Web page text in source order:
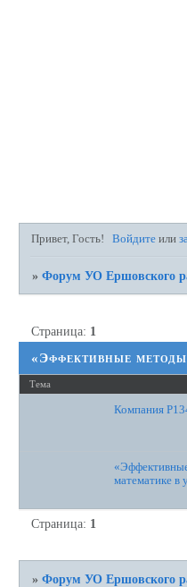
Привет, Гость! Войдите или
»Форум УО Ершовского
«Эффективные
Страница: 1
Тема
Компания
математике в
Страница: 1
»Форум УО Ершовского